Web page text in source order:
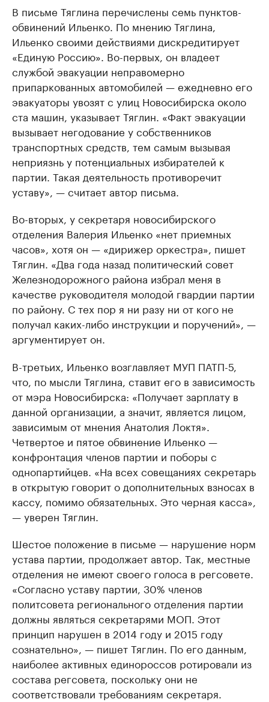
В письме Тяглина перечислены семь пунктов-
обвинений Ильенко. По мнению Тяглина,
Ильенко своими действиями дискредитирует
«Единую Россию». Во-первых, он владеет
службой эвакуации неправомерно
припаркованных автомобилей — ежедневно его
эвакуаторы увозят с улиц Новосибирска около
ста машин, указывает Тяглин. «Факт эвакуации
вызывает негодование у собственников
транспортных средств, тем самым вызывая
неприязнь у потенциальных избирателей к
партии. Такая деятельность противоречит
уставу», — считает автор письма.
Во-вторых, у секретаря новосибирского
отделения Валерия Ильенко «нет приемных
часов», хотя он — «дирижер оркестра», пишет
Тяглин. «Два года назад политический совет
Железнодорожного района избрал меня в
качестве руководителя молодой гвардии партии
по району. С тех пор я ни разу ни от кого не
получал каких-либо инструкции и поручений», —
аргументирует он.
В-третьих, Ильенко возглавляет МУП ПАТП-5,
что, по мысли Тяглина, ставит его в зависимость
от мэра Новосибирска: «Получает зарплату в
данной организации, а значит, является лицом,
зависимым от мнения Анатолия Локтя».
Четвертое и пятое обвинение Ильенко —
конфронтация членов партии и поборы с
однопартийцев. «На всех совещаниях секретарь
в открытую говорит о дополнительных взносах в
кассу, помимо обязательных. Это черная касса»,
— уверен Тяглин.
Шестое положение в письме — нарушение норм
устава партии, продолжает автор. Так, местные
отделения не имеют своего голоса в регсовете. ​
«Согласно уставу партии, 30% членов
политсовета регионального отделения партии
должны являться секретарями МОП. Этот
принцип нарушен в 2014 году и 2015 году
сознательно», — пишет Тяглин. По его данным,
наиболее активных единороссов ротировали из
состава регсовета, поскольку они не
соответствовали требованиям секретаря.